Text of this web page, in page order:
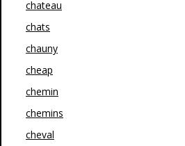
chateau
chats
chauny
cheap
chemin
chemins
cheval